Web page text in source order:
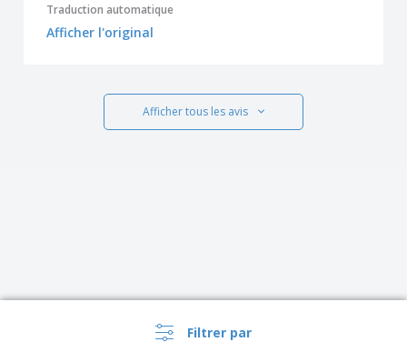
Filtrer par
Traduction automatique
Afficher l'original
Afficher tous les avis